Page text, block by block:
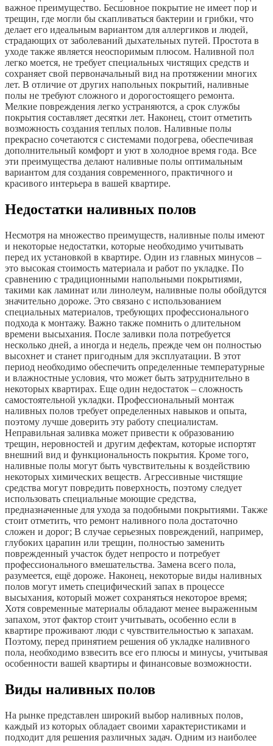
важное преимущество. Бесшовное покрытие не имеет пор и
трещин, где могли бы скапливаться бактерии и грибки, что
делает его идеальным вариантом для аллергиков и людей,
страдающих от заболеваний дыхательных путей. Простота в
уходе также является неоспоримым плюсом. Наливной пол
легко моется, не требует специальных чистящих средств и
сохраняет свой первоначальный вид на протяжении многих
лет. В отличие от других напольных покрытий, наливные
полы не требуют сложного и дорогостоящего ремонта.
Мелкие повреждения легко устраняются, а срок службы
покрытия составляет десятки лет. Наконец, стоит отметить
возможность создания теплых полов. Наливные полы
прекрасно сочетаются с системами подогрева, обеспечивая
дополнительный комфорт и уют в холодное время года. Все
эти преимущества делают наливные полы оптимальным
вариантом для создания современного, практичного и
красивого интерьера в вашей квартире.
Недостатки наливных полов
Несмотря на множество преимуществ, наливные полы имеют
и некоторые недостатки, которые необходимо учитывать
перед их установкой в квартире. Один из главных минусов –
это высокая стоимость материала и работ по укладке. По
сравнению с традиционными напольными покрытиями,
такими как ламинат или линолеум, наливные полы обойдутся
значительно дороже. Это связано с использованием
специальных материалов, требующих профессионального
подхода к монтажу. Важно также помнить о длительном
времени высыхания. После заливки пола потребуется
несколько дней, а иногда и недель, прежде чем он полностью
высохнет и станет пригодным для эксплуатации. В этот
период необходимо обеспечить определенные температурные
и влажностные условия, что может быть затруднительно в
некоторых квартирах. Еще один недостаток – сложность
самостоятельной укладки. Профессиональный монтаж
наливных полов требует определенных навыков и опыта,
поэтому лучше доверить эту работу специалистам.
Неправильная заливка может привести к образованию
трещин, неровностей и другим дефектам, которые испортят
внешний вид и функциональность покрытия. Кроме того,
наливные полы могут быть чувствительны к воздействию
некоторых химических веществ. Агрессивные чистящие
средства могут повредить поверхность, поэтому следует
использовать специальные моющие средства,
предназначенные для ухода за подобными покрытиями. Также
стоит отметить, что ремонт наливного пола достаточно
сложен и дорог; В случае серьезных повреждений, например,
глубоких царапин или трещин, полностью заменить
поврежденный участок будет непросто и потребует
профессионального вмешательства. Замена всего пола,
разумеется, ещё дороже. Наконец, некоторые виды наливных
полов могут иметь специфический запах в процессе
высыхания, который может сохраняться некоторое время;
Хотя современные материалы обладают менее выраженным
запахом, этот фактор стоит учитывать, особенно если в
квартире проживают люди с чувствительностью к запахам.
Поэтому, перед принятием решения об укладке наливного
пола, необходимо взвесить все его плюсы и минусы, учитывая
особенности вашей квартиры и финансовые возможности.
Виды наливных полов
На рынке представлен широкий выбор наливных полов,
каждый из которых обладает своими характеристиками и
подходит для решения различных задач. Одним из наиболее